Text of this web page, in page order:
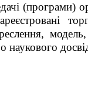
(програми)